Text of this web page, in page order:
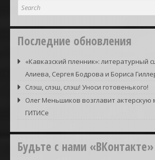
Последние обновления
«Кавказский пленник»: литературный
Алиева, Сергея Бодрова и Бориса
Слэш, слэш, слэш! Уноси готовенького!
Олег Меньшиков возглавит актерскую
ГИТИСе
Будьте с нами «ВКонтакте»